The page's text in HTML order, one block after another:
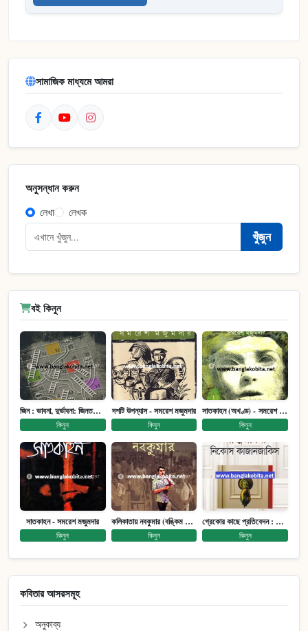
সামাজিক মাধ্যমে আমরা
অনুসন্ধান করুন
লেখা লেখক
খুঁজুন
বই কিনুন
জিন : ভাবনা, দুর্ভাবনা: জিনতত্ত্ব সমাজ ইতিহাস (পেপারব্যাক)
কিনুন
দশটি উপন্যাস - সমরেশ মজুমদার
কিনুন
সাতকাহন (অখণ্ড) - সমরেশ মজুমদার
কিনুন
সাতকাহন - সমরেশ মজুমদার
কিনুন
কলিকাতায় নবকুমার (বঙ্কিম পুরষ্কারে সম্মানিত)(মানবিক মেগা উপন্যাস)
কিনুন
গ্রেকোর কাছে প্রতিবেদন : আত্মজীবনী
কিনুন
কবিতার আসরসমূহ
অনুকাব্য